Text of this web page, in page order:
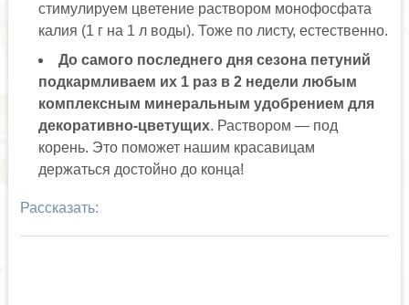
стимулируем цветение раствором монофосфата
калия (1 г на 1 л воды). Тоже по листу, естественно.
До самого последнего дня сезона петуний
подкармливаем их 1 раз в 2 недели любым
комплексным минеральным удобрением для
декоративно-цветущих. Раствором — под
корень. Это поможет нашим красавицам
держаться достойно до конца!
Рассказать: